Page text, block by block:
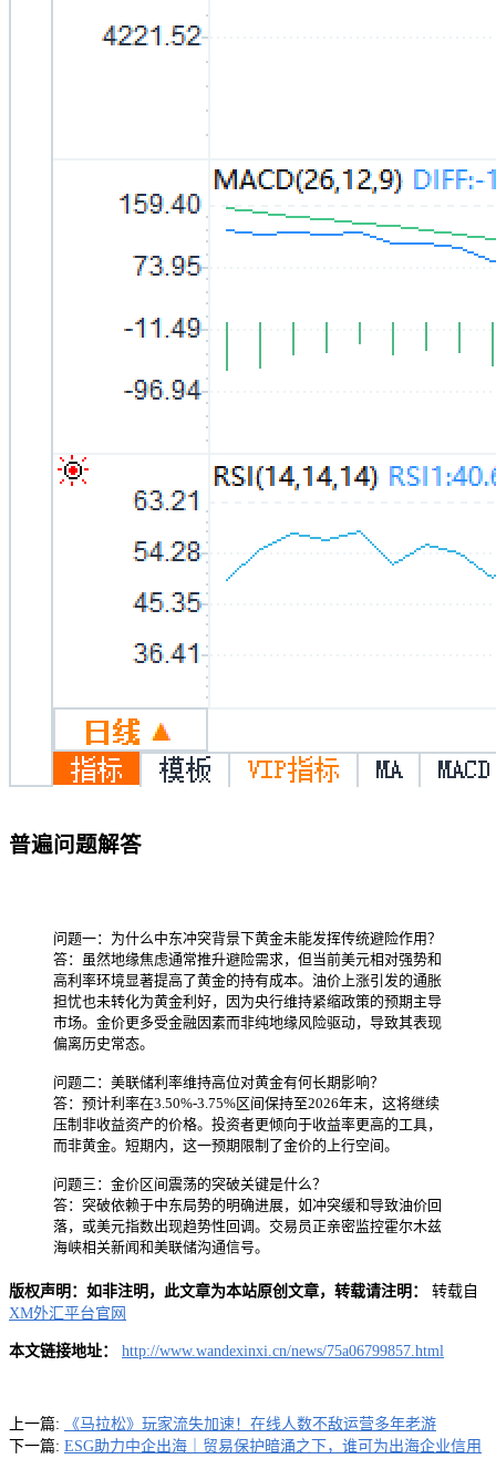
普遍问题解答
问题一：为什么中东冲突背景下黄金未能发挥传统避险作用？
答：虽然地缘焦虑通常推升避险需求，但当前美元相对强势和
高利率环境显著提高了黄金的持有成本。油价上涨引发的通胀
担忧也未转化为黄金利好，因为央行维持紧缩政策的预期主导
市场。金价更多受金融因素而非纯地缘风险驱动，导致其表现
偏离历史常态。
问题二：美联储利率维持高位对黄金有何长期影响？
答：预计利率在3.50%-3.75%区间保持至2026年末，这将继续
压制非收益资产的价格。投资者更倾向于收益率更高的工具，
而非黄金。短期内，这一预期限制了金价的上行空间。
问题三：金价区间震荡的突破关键是什么？
答：突破依赖于中东局势的明确进展，如冲突缓和导致油价回
落，或美元指数出现趋势性回调。交易员正亲密监控霍尔木兹
海峡相关新闻和美联储沟通信号。
版权声明：如非注明，此文章为本站原创文章，转载请注明：
转载自
XM外汇平台官网
本文链接地址： http://www.wandexinxi.cn/news/75a06799857.html
上一篇:
《马拉松》玩家流失加速！在线人数不敌运营多年老游
下一篇: ESG助力中企出海｜贸易保护暗涌之下，谁可为出海企业信用